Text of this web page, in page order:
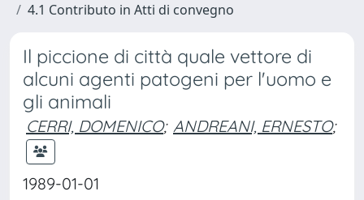
4.1 Contributo in Atti di convegno
Il piccione di città quale vettore di
alcuni agenti patogeni per l'uomo e
gli animali
CERRI, DOMENICO; ANDREANI, ERNESTO;
1989-01-01